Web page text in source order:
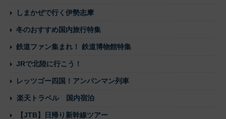
しまかぜで行く伊勢志摩
冬のおすすめ国内旅行特集
鉄道ファン集まれ！ 鉄道博物館特集
JRで北陸に行こう！
レッツゴー四国！アンパンマン列車
楽天トラベル 国内宿泊
【JTB】日帰り新幹線ツアー